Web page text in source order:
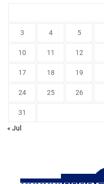
3 4 5
10 11 12
17 18 19
24 25 26
31
« Jul